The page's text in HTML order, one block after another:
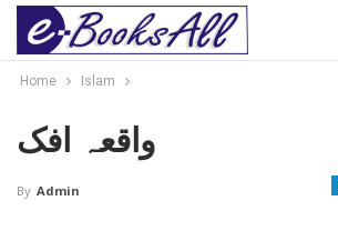
Home Islam
واقعہ افک
By Admin